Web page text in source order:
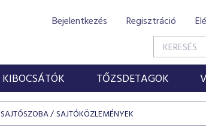
Bejelentkezés Regisztráció
KIBOCSÁTÓK TŐZSDETAGOK
SAJTÓSZOBA SAJTÓKÖZLEMÉNYEK